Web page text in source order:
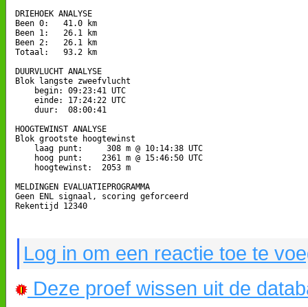
DRIEHOEK ANALYSE
Been 0:   41.0 km
Been 1:   26.1 km
Been 2:   26.1 km
Totaal:   93.2 km
DUURVLUCHT ANALYSE
Blok langste zweefvlucht
    begin: 09:23:41 UTC
    einde: 17:24:22 UTC
    duur:  08:00:41
HOOGTEWINST ANALYSE
Blok grootste hoogtewinst
    laag punt:     308 m @ 10:14:38 UTC
    hoog punt:    2361 m @ 15:46:50 UTC
    hoogtewinst:  2053 m
MELDINGEN EVALUATIEPROGRAMMA
Geen ENL signaal, scoring geforceerd
Rekentijd 12340
Log in om een reactie toe te
Deze proef wissen uit de